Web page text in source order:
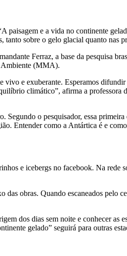
paisagem e a vida no continente
tanto sobre o gelo glacial quanto nas
Ferraz, a base da pesquisa
Ambiente (MMA).
vivo e exuberante. Esperamos
climático”, afirma a professora
Segundo o pesquisador, essa
Entender como a Antártica é e
e icebergs no facebook. Na rede
obras. Quando escaneados pelo
dos dias sem noite e conhecer as
gelado” seguirá para outras